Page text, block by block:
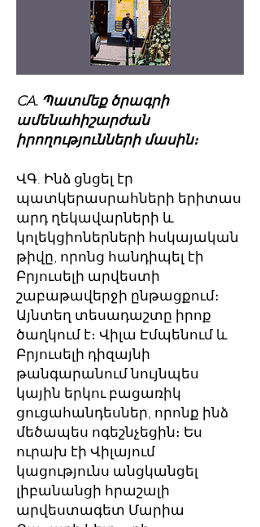
CA. Պատմեք ծրագրի
ամենահիշարժան
իրողությունների մասին։
ՎԳ. Ինձ ցնցել էր
պատկերասրահների երիտաս
արդ ղեկավարների և
կոլեկցիոներների հսկայական
թիվը, որոնց հանդիպել էի
Բրյուսելի արվեստի
շաբաթավերջի ընթացքում։
Այնտեղ տեսադաշտը իրոք
ծաղկում է։ Վիլա Էմպենում և
Բրյուսելի դիզայնի
թանգարանում նույնպես
կային երկու բացառիկ
ցուցահանդեսներ, որոնք ինձ
մեծապես ոգեշնչեցին։ Ես
ուրախ էի Վիլայում
կացությունս անցկանցել
լիբանանցի հրաշալի
արվեստագետ Մարիա